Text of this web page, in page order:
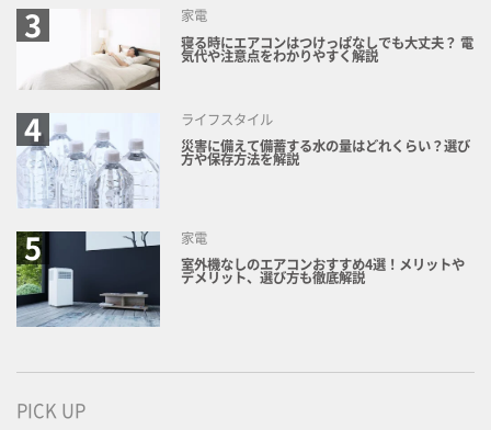
家電
寝る時にエアコンはつけっぱなしでも大丈夫？ 電
気代や注意点をわかりやすく解説
ライフスタイル
災害に備えて備蓄する水の量はどれくらい？選び
方や保存方法を解説
家電
室外機なしのエアコンおすすめ4選！メリットや
デメリット、選び方も徹底解説
PICK UP